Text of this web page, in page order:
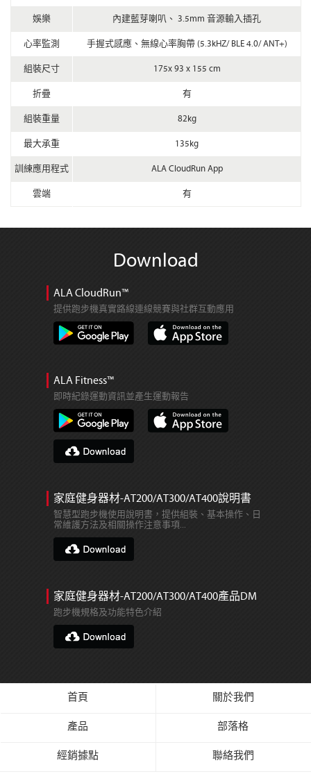
娛樂 內建藍芽喇叭、 3.5mm 音源輸入插孔
心率監測 手握式感應、無線心率胸帶 (5.3kHZ/ BLE 4.0/ ANT+)
組裝尺寸 175x 93 x 155 cm
折疊 有
組裝重量 82kg
最大承重 135kg
訓練應用程式 ALA CloudRun App
雲端 有
Download
ALA CloudRun™
提供跑步機真實路線連線競賽與社群互動應用
ALA Fitness™
即時紀錄運動資訊並產生運動報告
家庭健身器材-AT200/AT300/AT400說明書
智慧型跑步機使用說明書，提供組裝、基本操作、日
常維護方法及相關操作注意事項...
家庭健身器材-AT200/AT300/AT400產品DM
跑步機規格及功能特色介紹
首頁 關於我們
產品 部落格
經銷據點 聯絡我們